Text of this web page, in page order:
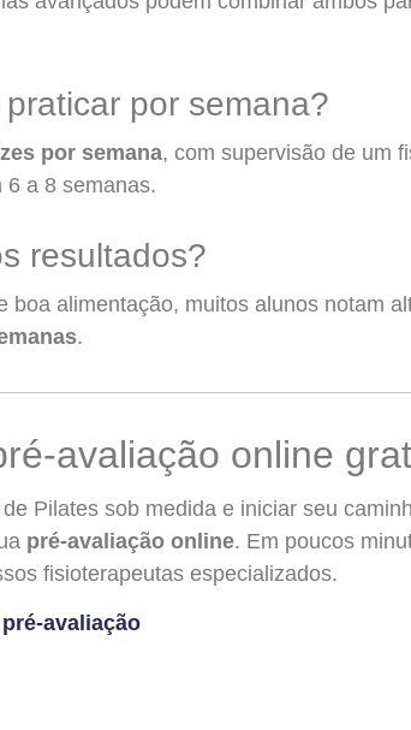
por semana?
por semana, com supervisão de um
6 a 8 semanas.
resultados?
boa alimentação, muitos alunos notam
.
avaliação online
Pilates sob medida e iniciar seu
pré-avaliação online. Em poucos
fisioterapeutas especializados.
avaliação